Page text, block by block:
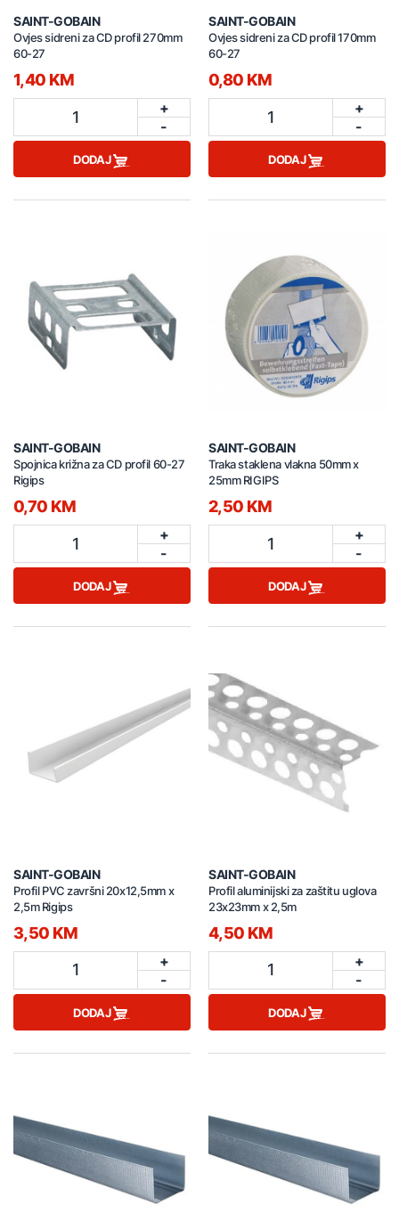
SAINT-GOBAIN
Ovjes sidreni za CD profil 270mm
60-27
1,40 KM
1
+
-
DODAJ
SAINT-GOBAIN
Ovjes sidreni za CD profil 170mm
60-27
0,80 KM
1
+
-
DODAJ
SAINT-GOBAIN
Spojnica križna za CD profil 60-27
Rigips
0,70 KM
1
+
-
DODAJ
SAINT-GOBAIN
Traka staklena vlakna 50mm x
25mm RIGIPS
2,50 KM
1
+
-
DODAJ
SAINT-GOBAIN
Profil PVC završni 20x12,5mm x
2,5m Rigips
3,50 KM
1
+
-
DODAJ
SAINT-GOBAIN
Profil aluminijski za zaštitu uglova
23x23mm x 2,5m
4,50 KM
1
+
-
DODAJ